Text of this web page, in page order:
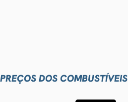
PREÇOS DOS COMBUSTÍVEIS